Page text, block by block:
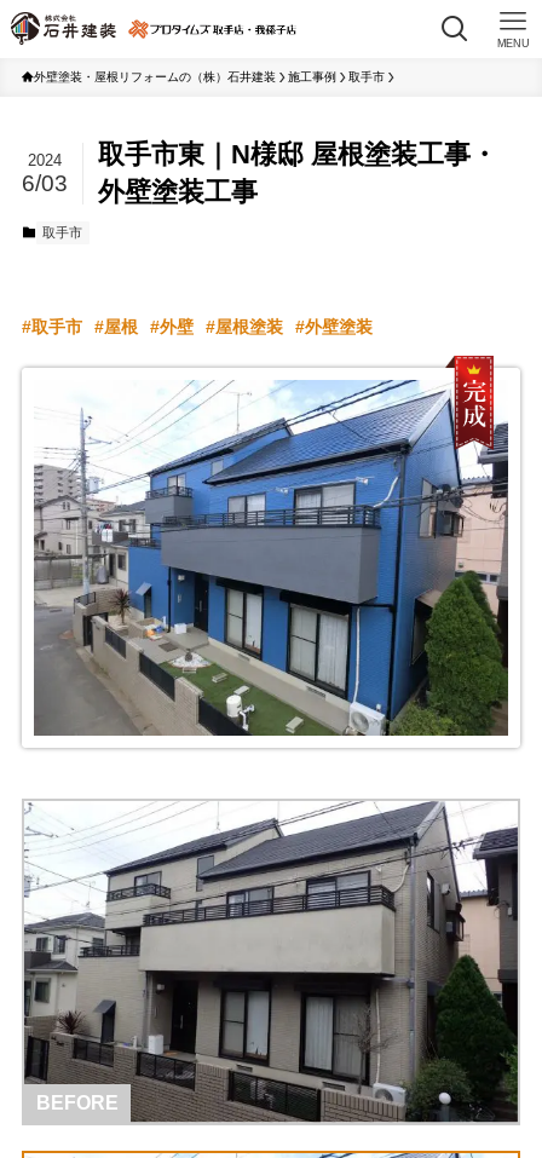
MENU
外壁塗装・屋根リフォームの（株）石井建装 施工事例 取手市
取手市東｜N様邸 屋根塗装工事・
外壁塗装工事
2024
6/03
取手市
取手市 屋根 外壁 屋根塗装 外壁塗装
BEFORE